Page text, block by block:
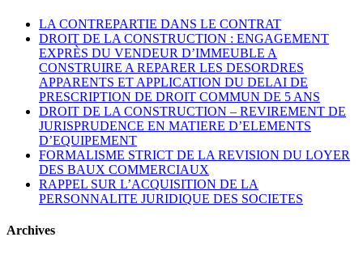
LA CONTREPARTIE DANS LE CONTRAT
DROIT DE LA CONSTRUCTION : ENGAGEMENT
EXPRÈS DU VENDEUR D’IMMEUBLE A
CONSTRUIRE A REPARER LES DESORDRES
APPARENTS ET APPLICATION DU DELAI DE
PRESCRIPTION DE DROIT COMMUN DE 5 ANS
DROIT DE LA CONSTRUCTION – REVIREMENT DE
JURISPRUDENCE EN MATIERE D’ELEMENTS
D’EQUIPEMENT
FORMALISME STRICT DE LA REVISION DU LOYER
DES BAUX COMMERCIAUX
RAPPEL SUR L’ACQUISITION DE LA
PERSONNALITE JURIDIQUE DES SOCIETES
Archives